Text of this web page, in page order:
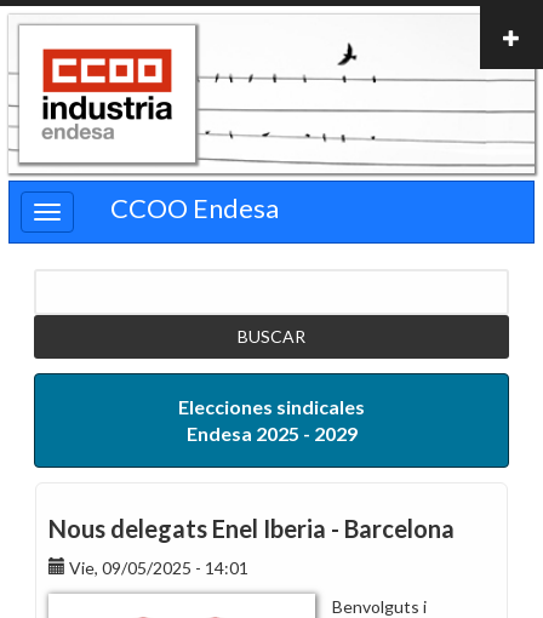
Pasar
contenido
principal
CCOO Endesa
Elecciones sindicales
Endesa 2025 - 2029
Nous delegats Enel Iberia - Barcelona
Vie, 09/05/2025 - 14:01
Benvolguts i